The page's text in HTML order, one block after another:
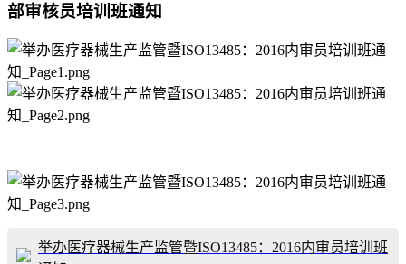
部审核员培训班通知
举办医疗器械生产监管暨ISO13485：2016内审员培训班